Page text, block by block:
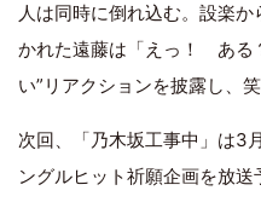
人は同時に倒れ込む。設楽
かれた遠藤は「えっ！ あ
い”リアクションを披露し、
次回、「乃木坂工事中」は3
ングルヒット祈願企画を放送